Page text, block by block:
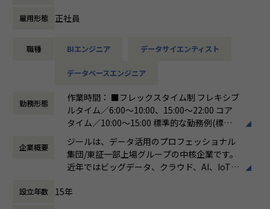
ます。お客様に対する長期的な貢献を果たす
【詳細】
画、設計、実装まで、プロジェクトに一気通貫で関わってい
●主に要件定義からテストまでお任せします。開発だけでな
エンドユーザーとのコミュニケーション能力など、幅広い経
験に基づくスキルアップ・キャリアアップが可能な環境で
●エンドユーザー様と直接やり取りをする立場であり、要件
定義など上流工程に携われます。
■募集背景
雇用形態 正社員
職種 BIエンジニア データサイエンティスト
データベースエンジニア
勤務形態
作業時間： ■フレックスタイム制 フレキシブ
ルタイム／6:00～10:00、15:00～22:00 コア
タイム／10:00～15:00 標準的な勤務例(標準
労働時間)／9:00～18:00
働き方：フレックス制（コアタイムあり）
時間外労働の有無： 有（月平均19時間）
休憩時間： 60分
企業概要
ジールは、データ活用のプロフェッショナル
集団/東証一部上場グループの中核企業です。
近年ではビッグデータ、クラウド、AI、IoTを
する立場にスコープを拡張しています。
設立年数 15年